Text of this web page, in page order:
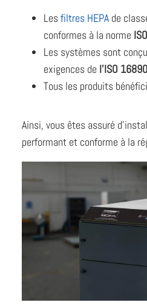
Lesfiltres HEPA de
conformes à la norme
Les systèmes sont
exigences de l’ISO 16890
Tous les produits
Ainsi, vous êtes assuré
performant et conforme à la